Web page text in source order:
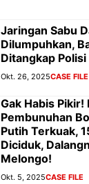
Jaringan Sabu
Dilumpuhkan,
Ditangkap Polisi
Okt. 26, 2025CASE FILE
Gak Habis
Pembunuhan
Putih Terkuak,
Diciduk,
Melongo!
Okt. 5, 2025CASE FILE